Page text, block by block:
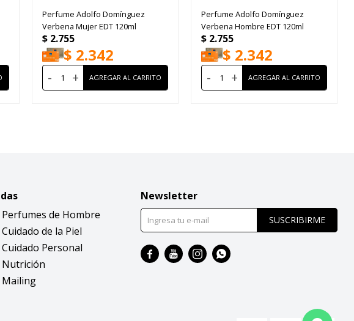
Perfume Adolfo Domínguez
Verbena Mujer EDT 120ml
$ 2.755
$ 2.342
- +
Perfume Adolfo Domínguez
Verbena Hombre EDT 120ml
$ 2.755
$ 2.342
- +
Perfumes de Hombre
Cuidado de la Piel
Cuidado Personal
Nutrición
Mailing
Newsletter
SUSCRIBIRME
   